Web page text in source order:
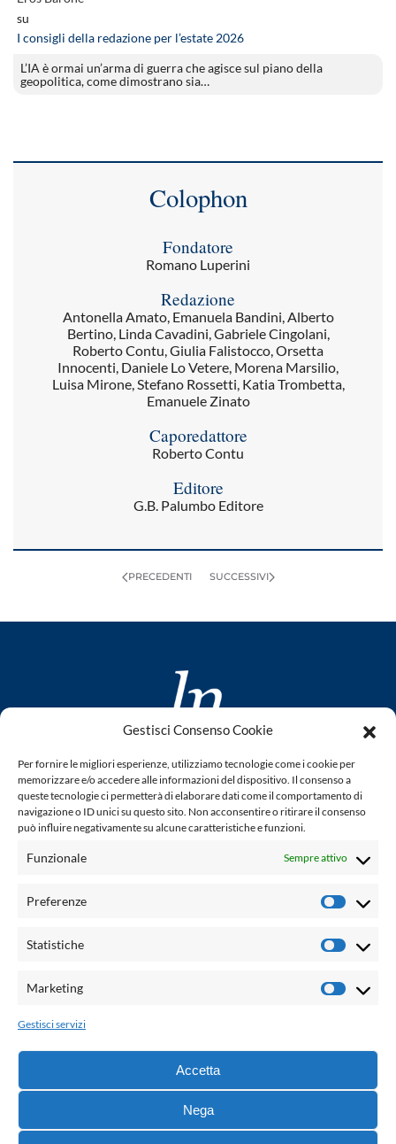
Gestisci Consenso Cookie
Per fornire le migliori esperienze, utilizziamo tecnologie come i cookie per
memorizzare e/o accedere alle informazioni del dispositivo. Il consenso a
queste tecnologie ci permetterà di elaborare dati come il comportamento di
navigazione o ID unici su questo sito. Non acconsentire o ritirare il consenso
può influire negativamente su alcune caratteristiche e funzioni.
Funzionale Sempre attivo
Preferenze
Statistiche
Marketing
Gestisci servizi
Accetta
Nega
su
I consigli della redazione per l’estate 2026
L’IA è ormai un’arma di guerra che agisce sul piano della
geopolitica, come dimostrano sia…
Colophon
Fondatore
Romano Luperini
Redazione
Antonella Amato, Emanuela Bandini, Alberto
Bertino, Linda Cavadini, Gabriele Cingolani,
Roberto Contu, Giulia Falistocco, Orsetta
Innocenti, Daniele Lo Vetere, Morena Marsilio,
Luisa Mirone, Stefano Rossetti, Katia Trombetta,
Emanuele Zinato
Caporedattore
Roberto Contu
Editore
G.B. Palumbo Editore
PRECEDENTI SUCCESSIVI
www.laletteraturaenoi.it
fondato da Romano Luperini
Questo blog non rappresenta una testata giornalistica in
quanto viene aggiornato senza alcuna periodicità. Non può
legge n° 62 del 7.03.2001. L'autore non è responsabile per
email:
Grafica e web:Salvatore Leto